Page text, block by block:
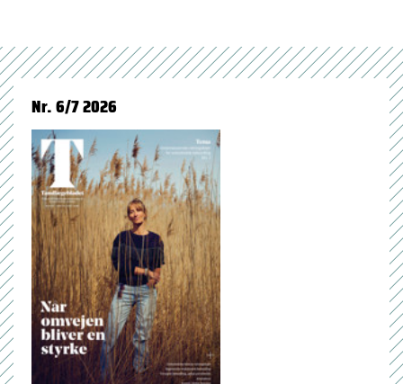
Nr. 6/7 2026